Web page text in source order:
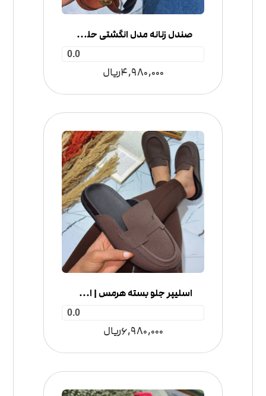
صندل زنانه مدل انگشتی حلقه‌ای
0.0
4,980,000ریال
اسلیپر جلو بسته هرمس | اسلیپر پاییزه زنانه
0.0
6,980,000ریال